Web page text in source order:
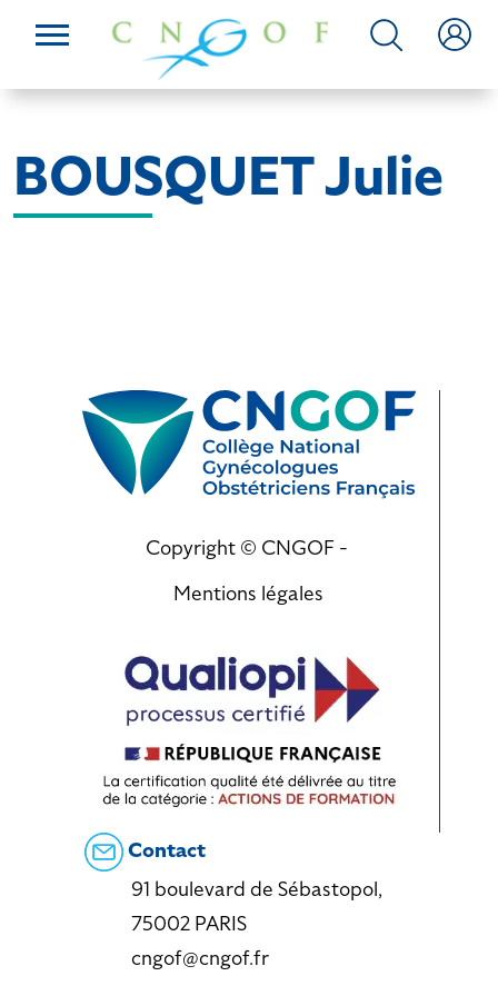
BOUSQUET Julie
Copyright © CNGOF -
Mentions légales
Contact
91 boulevard de Sébastopol,
75002 PARIS
cngof@cngof.fr